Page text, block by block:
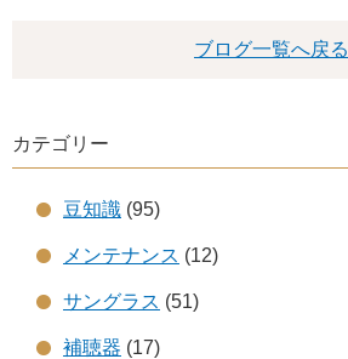
ブログ一覧へ戻る
カテゴリー
豆知識 (95)
メンテナンス (12)
サングラス (51)
補聴器 (17)